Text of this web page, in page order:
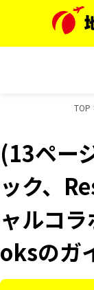
TOP
(13ペー
ック、
ャルコ
oksのガ